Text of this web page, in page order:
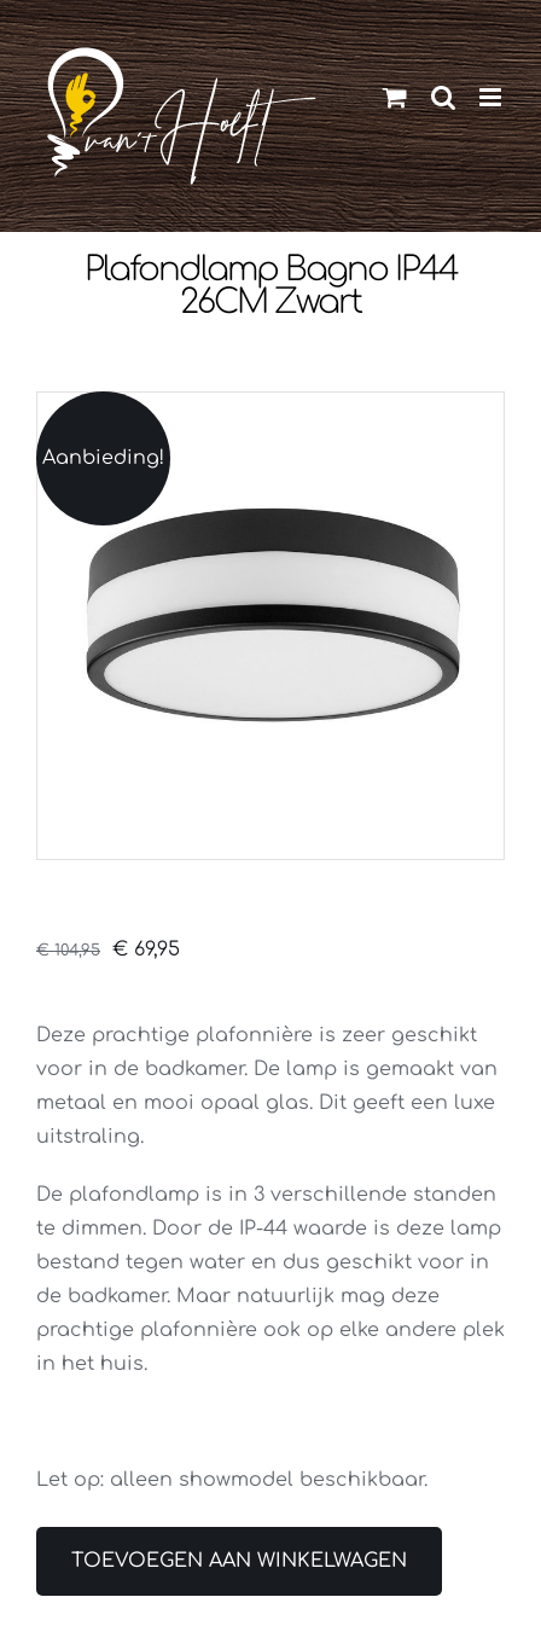
Ga
naar
inhoud
Plafondlamp Bagno IP44
26CM Zwart
Aanbieding!
€104,95
Oorspronkelijke
€ 104,95.
€ 69,95
€ 69,95.
Deze prachtige plafonnière is zeer geschikt
voor in de badkamer. De lamp is gemaakt van
metaal en mooi opaal glas. Dit geeft een luxe
uitstraling.
De plafondlamp is in 3 verschillende standen
te dimmen. Door de IP-44 waarde is deze lamp
bestand tegen water en dus geschikt voor in
de badkamer. Maar natuurlijk mag deze
prachtige plafonnière ook op elke andere plek
in het huis.
Let op: alleen showmodel beschikbaar.
TOEVOEGEN AAN WINKELWAGEN